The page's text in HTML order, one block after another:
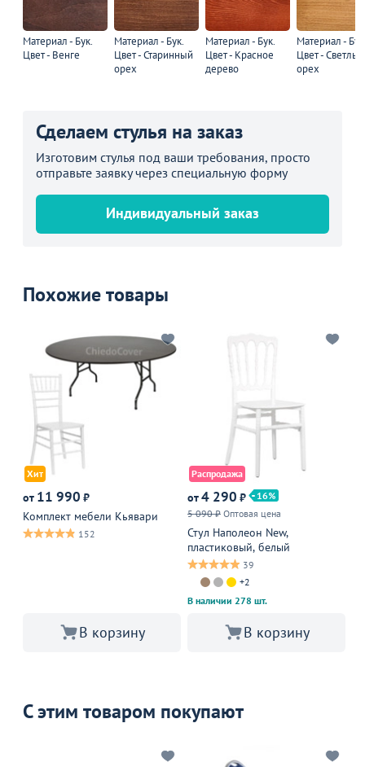
Материал - Бук.
Цвет - Венге
Материал - Бук.
Цвет - Старинный
орех
Материал - Бук.
Цвет - Красное
дерево
Материал - Бук.
Цвет - Светлый
орех
Сделаем стулья на заказ
Изготовим стулья под ваши требования, просто
отправьте заявку через специальную форму
Индивидуальный заказ
Похожие товары
Хит
от 11 990 ₽
Комплект мебели Кьявари
152
В корзину
Распродажа
от4 290 ₽
16
5 090 ₽ Оптовая цена
Стул Наполеон New,
пластиковый, белый
39
+2
В наличии 278 шт.
В корзину
С этим товаром покупают